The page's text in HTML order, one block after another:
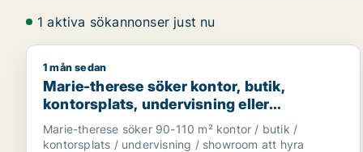
1 aktiva sökannonser just nu
Marie-therese söker kontor, butik, kontorsplats,
1 mån sedan
Marie-therese söker kontor, butik,
kontorsplats, undervisning eller
showroom för uthyrning i Upplands
Väsby, Järfälla eller Upplands-Bro m.fl.
Marie-therese söker 90-110 m² kontor / butik /
kontorsplats / undervisning / showroom att hyra